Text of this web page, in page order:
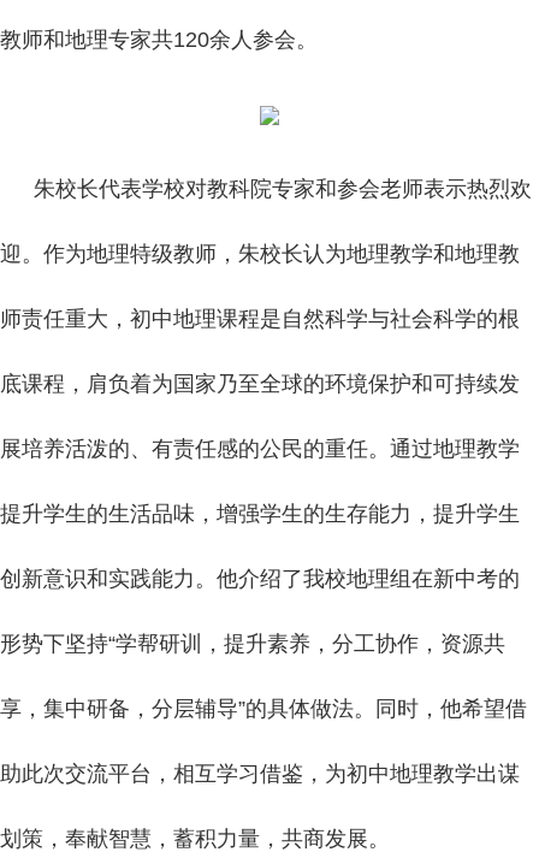
教师和地理专家共120余人参会。
朱校长代表学校对教科院专家和参会老师表示热烈欢
迎。作为地理特级教师，朱校长认为地理教学和地理教
师责任重大，初中地理课程是自然科学与社会科学的根
底课程，肩负着为国家乃至全球的环境保护和可持续发
展培养活泼的、有责任感的公民的重任。通过地理教学
提升学生的生活品味，增强学生的生存能力，提升学生
创新意识和实践能力。他介绍了我校地理组在新中考的
形势下坚持“学帮研训，提升素养，分工协作，资源共
享，集中研备，分层辅导”的具体做法。同时，他希望借
助此次交流平台，相互学习借鉴，为初中地理教学出谋
划策，奉献智慧，蓄积力量，共商发展。